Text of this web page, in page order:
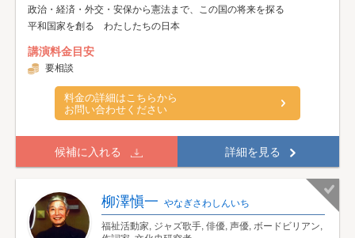
政治・経済・外交・安保から憲法まで、この国の将来を探る
平和国家を創る わたしたちの日本
講演料金目安
要相談
料金の詳細はこちらから
お問い合わせください
候補に入れる 詳細を見る
柳澤愼一 やなぎさわしんいち
福祉活動家, ジャズ歌手, 俳優, 声優, ボードビリアン,